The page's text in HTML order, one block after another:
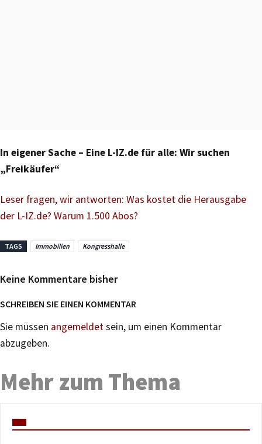
In eigener Sache – Eine L-IZ.de für alle: Wir suchen
„Freikäufer“
Leser fragen, wir antworten: Was kostet die Herausgabe
der L-IZ.de? Warum 1.500 Abos?
TAGS Immobilien Kongresshalle
Keine Kommentare bisher
SCHREIBEN SIE EINEN KOMMENTAR
Sie müssen angemeldetsein, um einen Kommentar
abzugeben.
Mehr zum Thema